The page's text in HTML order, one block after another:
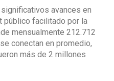
avances en
público facilitado por la
mensualmente 212.712
conectan en promedio,
más de 2 millones